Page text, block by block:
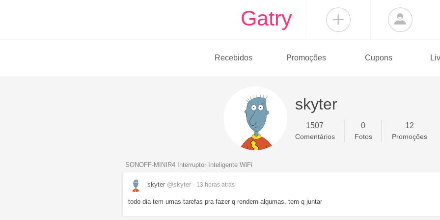
Gatry
Recebidos Promoções Cupons
skyter
1507
Comentários
0
Fotos
12
Promoções
SONOFF-MINIR4 Interruptor Inteligente WiFi
skyter @skyter - 13 horas atrás
todo dia tem umas tarefas pra fazer q rendem algumas, tem q juntar